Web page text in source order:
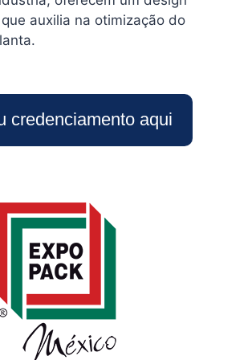
auxilia na otimização do
credenciamento aqui